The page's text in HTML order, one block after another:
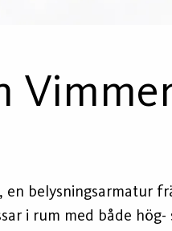
belysningsarmatur
i rum med både hög-